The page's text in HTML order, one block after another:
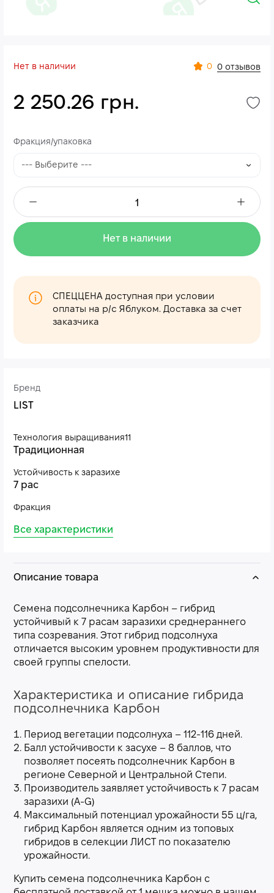
Бренд
LIST
Технология выращивания11
Традиционная
Устойчивость к заразихе
7 рас
Фракция
Все характеристики
Нет в наличии 0 0 отзывов
2 250.26 грн.
Фракция/упаковка
Нет в наличии
СПЕЦЦЕНА доступная при условии
оплаты на р/с Яблуком. Доставка за счет
заказчика
Описание товара
Семена подсолнечника Карбон – гибрид
устойчивый к 7 расам заразихи среднераннего
типа созревания. Этот гибрид подсолнуха
отличается высоким уровнем продуктивности для
своей группы спелости.
Характеристика и описание гибрида
подсолнечника Карбон
Период вегетации подсолнуха – 112-116 дней.
Балл устойчивости к засухе – 8 баллов, что
позволяет посеять подсолнечник Карбон в
регионе Северной и Центральной Степи.
Производитель заявляет устойчивость к 7 расам
заразихи (A-G)
Максимальный потенциал урожайности 55 ц/га,
гибрид Карбон является одним из топовых
гибридов в селекции ЛИСТ по показателю
урожайности.
Купить семена подсолнечника Карбон с